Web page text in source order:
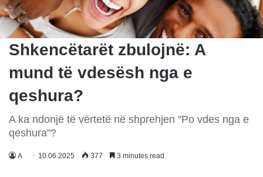
Shkencëtarët zbulojnë: A
mund të vdesësh nga e
qeshura?
A ka ndonjë të vërtetë në shprehjen "Po vdes nga e
qeshura"?
A 10.06.2025 377 3 minutes read